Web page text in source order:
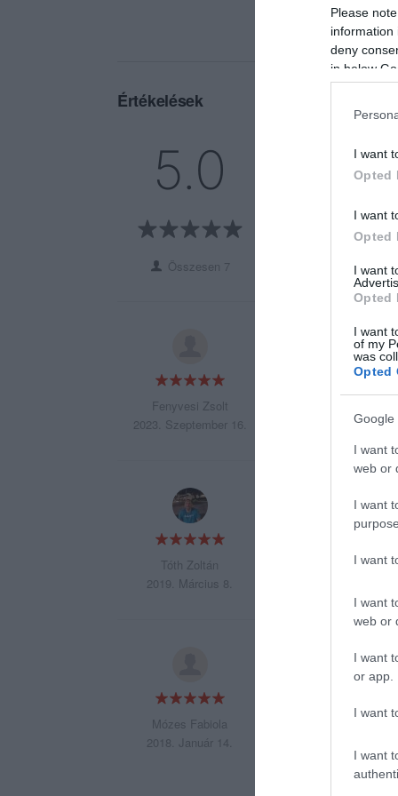
Please
information
deny
in below
I want
Opted
I want
Opted
I want
Opted
I want
of my
was
Opted
Google
I want
web or
I want
I want
I want
web or
I want
or app.
I want
I want
Értékelések
5.0
Összesen 7
Fenyvesi Zsolt
2023. Szeptember 16.
Kiváló, gyors
Tóth Zoltán
2019. Március 8.
Udvarias
Mózes Fabiola
2018. Január 14.
Kifogástalan